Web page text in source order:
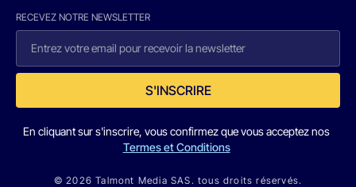
RECEVEZ NOTRE NEWSLETTER
S'INSCRIRE
En cliquant sur s'inscrire, vous confirmez que vous acceptez nos
Termes et Conditions
© 2026 Talmont Media SAS. tous droits réservés.